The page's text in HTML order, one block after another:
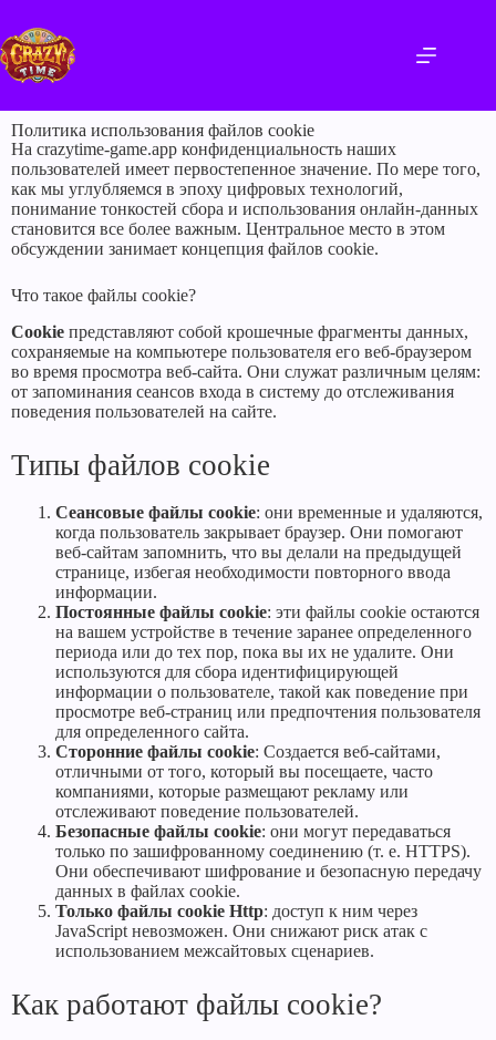
Политика использования файлов cookie
На crazytime-game.app конфиденциальность наших
пользователей имеет первостепенное значение. По мере того,
как мы углубляемся в эпоху цифровых технологий,
понимание тонкостей сбора и использования онлайн-данных
становится все более важным. Центральное место в этом
обсуждении занимает концепция файлов cookie.
Что такое файлы cookie?
Cookie представляют собой крошечные фрагменты данных,
сохраняемые на компьютере пользователя его веб-браузером
во время просмотра веб-сайта. Они служат различным целям:
от запоминания сеансов входа в систему до отслеживания
поведения пользователей на сайте.
Типы файлов cookie
Сеансовые файлы cookie: они временные и удаляются,
когда пользователь закрывает браузер. Они помогают
веб-сайтам запомнить, что вы делали на предыдущей
странице, избегая необходимости повторного ввода
информации.
Постоянные файлы cookie: эти файлы cookie остаются
на вашем устройстве в течение заранее определенного
периода или до тех пор, пока вы их не удалите. Они
используются для сбора идентифицирующей
информации о пользователе, такой как поведение при
просмотре веб-страниц или предпочтения пользователя
для определенного сайта.
Сторонние файлы cookie: Создается веб-сайтами,
отличными от того, который вы посещаете, часто
компаниями, которые размещают рекламу или
отслеживают поведение пользователей.
Безопасные файлы cookie: они могут передаваться
только по зашифрованному соединению (т. е. HTTPS).
Они обеспечивают шифрование и безопасную передачу
данных в файлах cookie.
Только файлы cookie Http: доступ к ним через
JavaScript невозможен. Они снижают риск атак с
использованием межсайтовых сценариев.
Как работают файлы cookie?